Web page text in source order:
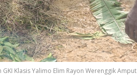
Klasis Yalimo Elim Rayon Werenggik Amput